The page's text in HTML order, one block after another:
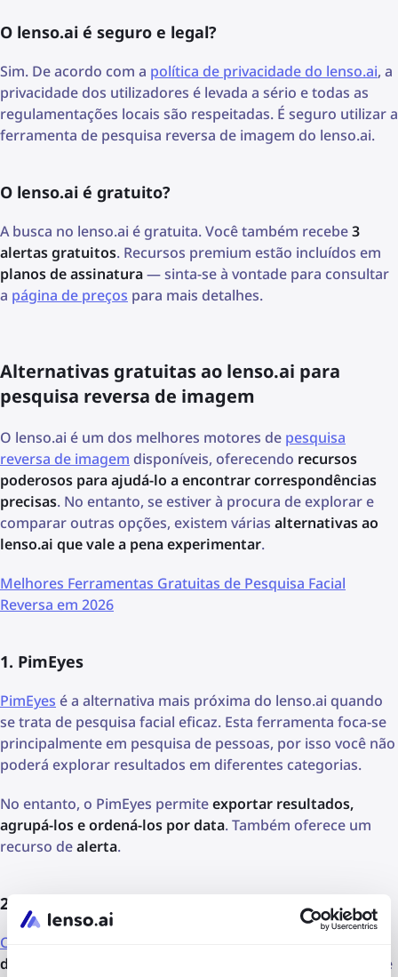
O lenso.ai é seguro e legal?
Sim. De acordo com a política de privacidade do lenso.ai, a
privacidade dos utilizadores é levada a sério e todas as
regulamentações locais são respeitadas. É seguro utilizar a
ferramenta de pesquisa reversa de imagem do lenso.ai.
O lenso.ai é gratuito?
A busca no lenso.ai é gratuita. Você também recebe3
alertas gratuitos. Recursos premium estão incluídos em
planos de assinatura— sinta-se à vontade para consultar
a página de preços para mais detalhes.
Alternativas gratuitas ao lenso.ai para
pesquisa reversa de imagem
O lenso.ai é um dos melhores motores de pesquisa
reversa de imagem disponíveis, oferecendo recursos
poderosos para ajudá-lo a encontrar correspondências
precisas. No entanto, se estiver à procura de explorar e
comparar outras opções, existem várias alternativas ao
lenso.ai que vale a pena experimentar.
Melhores Ferramentas Gratuitas de Pesquisa Facial
Reversa em 2026
1. PimEyes
PimEyes é a alternativa mais próxima do lenso.ai quando
se trata de pesquisa facial eficaz. Esta ferramenta foca-se
principalmente em pesquisa de pessoas, por isso você não
poderá explorar resultados em diferentes categorias.
No entanto, o PimEyes permiteexportar resultados,
agrupá-los e ordená-los por data. Também oferece um
recurso dealerta.
2. Copyseeker
Copyseeker
duplicadas, totalmente gratuita
. Embora tenha um índice